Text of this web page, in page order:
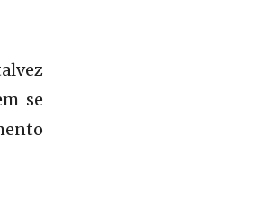
se